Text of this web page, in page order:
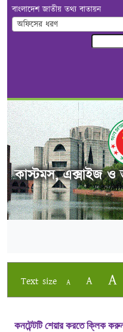
বাংলাদেশ জাতীয় তথ্য বাতায়ন
অফিসের ধরণ
কাস্টমস, এক্সাইজ ও
Text size A A A
কনটেন্টটি শেয়ার করতে ক্লিক